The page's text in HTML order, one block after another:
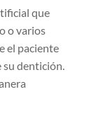
que
o varios
el paciente
su dentición.